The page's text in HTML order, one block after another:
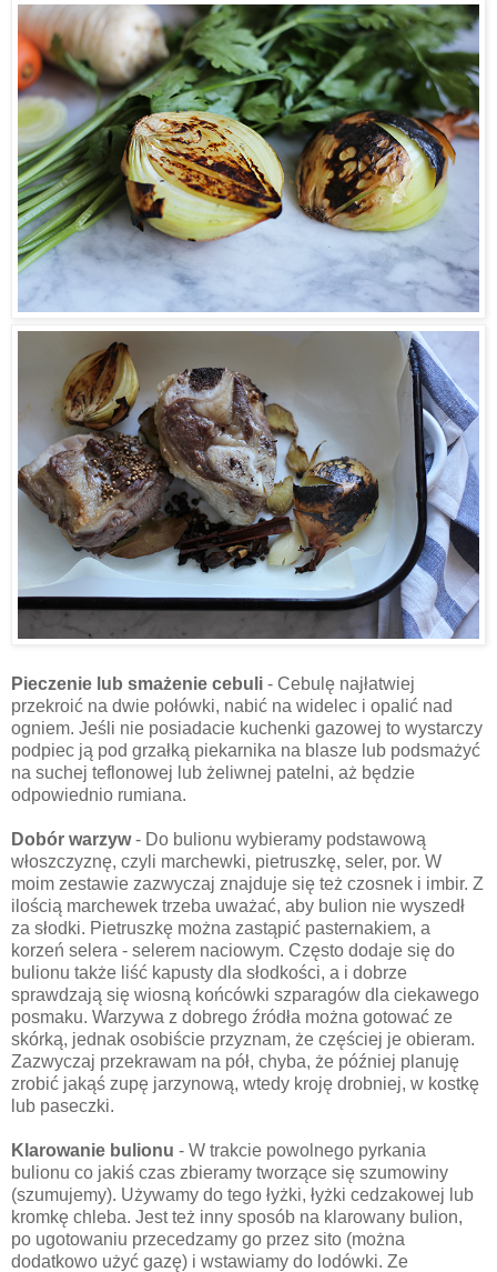
Pieczenie lub smażenie cebuli - Cebulę najłatwiej
przekroić na dwie połówki, nabić na widelec i opalić nad
ogniem. Jeśli nie posiadacie kuchenki gazowej to wystarczy
podpiec ją pod grzałką piekarnika na blasze lub podsmażyć
na suchej teflonowej lub żeliwnej patelni, aż będzie
odpowiednio rumiana.
Dobór warzyw- Do bulionu wybieramy podstawową
włoszczyznę, czyli marchewki, pietruszkę, seler, por. W
moim zestawie zazwyczaj znajduje się też czosnek i imbir. Z
ilością marchewek trzeba uważać, aby bulion nie wyszedł
za słodki. Pietruszkę można zastąpić pasternakiem, a
korzeń selera - selerem naciowym. Często dodaje się do
bulionu także liść kapusty dla słodkości, a i dobrze
sprawdzają się wiosną końcówki szparagów dla ciekawego
posmaku. Warzywa z dobrego źródła można gotować ze
skórką, jednak osobiście przyznam, że częściej je obieram.
Zazwyczaj przekrawam na pół, chyba, że później planuję
zrobić jakąś zupę jarzynową, wtedy kroję drobniej, w kostkę
lub paseczki.
Klarowanie bulionu - W trakcie powolnego pyrkania
bulionu co jakiś czas zbieramy tworzące się szumowiny
(szumujemy). Używamy do tego łyżki, łyżki cedzakowej lub
kromkę chleba. Jest też inny sposób na klarowany bulion,
po ugotowaniu przecedzamy go przez sito (można
dodatkowo użyć gazę) i wstawiamy do lodówki. Ze